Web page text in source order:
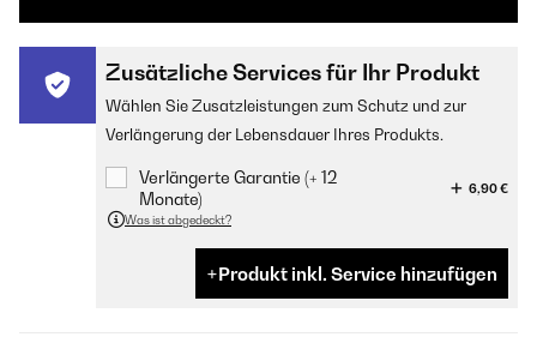
Zusätzliche Services für Ihr Produkt
Wählen Sie Zusatzleistungen zum Schutz und zur
Verlängerung der Lebensdauer Ihres Produkts.
Verlängerte Garantie (+ 12
Monate)
6,90 €
Was ist abgedeckt?
Produkt inkl. Service hinzufügen